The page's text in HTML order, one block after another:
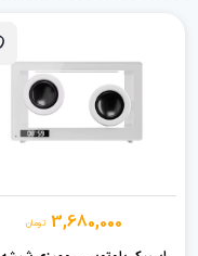
3,680,000 تومان